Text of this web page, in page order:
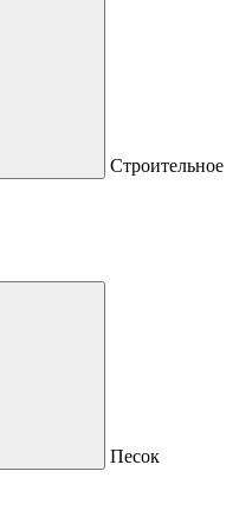
Строительное
Песок